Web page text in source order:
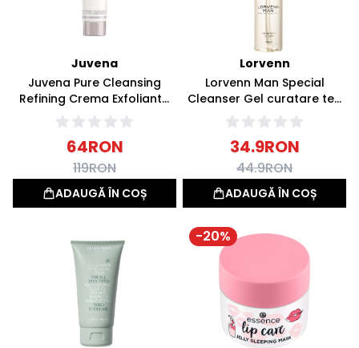
Juvena
Juvena Pure Cleansing
Refining Crema Exfolianta
100ml
64RON
119RON
ADAUGĂ ÎN COȘ
Lorvenn
Lorvenn Man Special
Cleanser Gel curatare ten
si barba 200ml
34.9RON
44.9RON
ADAUGĂ ÎN COȘ
-20%